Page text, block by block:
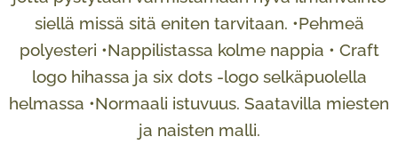
siellä missä sitä eniten tarvitaan. •Pehmeä
polyesteri •Nappilistassa kolme nappia • Craft
logo hihassa ja six dots -logo selkäpuolella
helmassa •Normaali istuvuus. Saatavilla miesten
ja naisten malli.